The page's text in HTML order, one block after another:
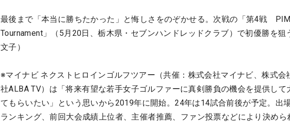
最後まで「本当に勝ちたかった」と悔しさをのぞかせる。次戦の「第4戦
Tournament」（5月20日、栃木県・セブンハンドレッドクラブ）で初優勝を狙
文子）
※マイナビ ネクストヒロインゴルフツアー（共催：株式会社マイナビ、株式会
社ALBA TV）は「将来有望な若手女子ゴルファーに真剣勝負の機会を提供して
てもらいたい」という思いから2019年に開始。24年は14試合前後が予定。出
ランキング、前回大会成績上位者、主催者推薦、ファン投票などにより決めら